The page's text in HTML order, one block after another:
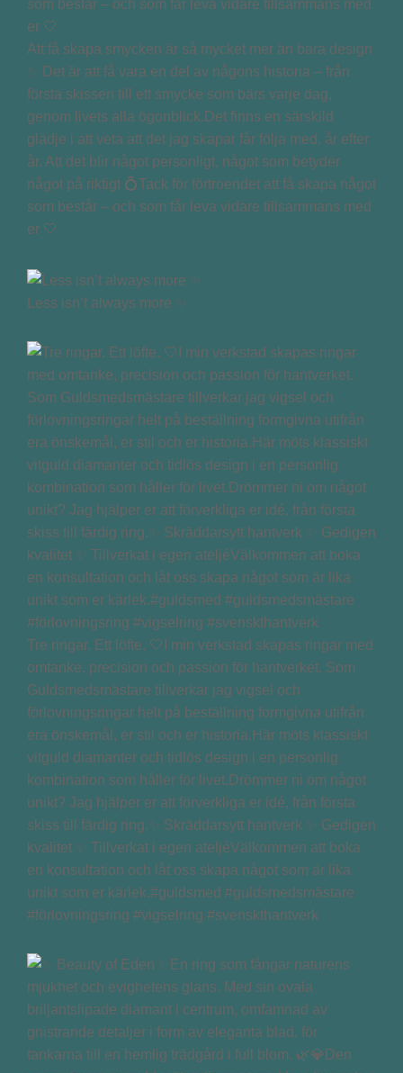
Att få skapa smycken är så mycket mer än bara design
✨ Det är att få vara en del av någons historia – från
första skissen till ett smycke som bärs varje dag,
genom livets alla ögonblick.Det finns en särskild
glädje i att veta att det jag skapar får följa med, år efter
år. Att det blir något personligt, något som betyder
något på riktigt 💍Tack för förtroendet att få skapa något
som består – och som får leva vidare tillsammans med
er 🤍
Less isn’t always more ✨
Tre ringar. Ett löfte. 🤍I min verkstad skapas ringar med
omtanke, precision och passion för hantverket. Som
Guldsmedsmästare tillverkar jag vigsel och
förlovningsringar helt på beställning formgivna utifrån
era önskemål, er stil och er historia.Här möts klassiskt
vitguld diamanter och tidlös design i en personlig
kombination som håller för livet.Drömmer ni om något
unikt? Jag hjälper er att förverkliga er idé, från första
skiss till färdig ring.✨ Skräddarsytt hantverk ✨ Gedigen
kvalitet ✨ Tillverkat i egen ateljéVälkommen att boka
en konsultation och låt oss skapa något som är lika
unikt som er kärlek.#guldsmed #guldsmedsmästare
#förlovningsring #vigselring #svenskthantverk